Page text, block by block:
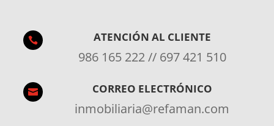
 ATENCIÓN AL CLIENTE
986 165 222 // 697 421 510
 CORREO ELECTRÓNICO
inmobiliaria@refaman.com